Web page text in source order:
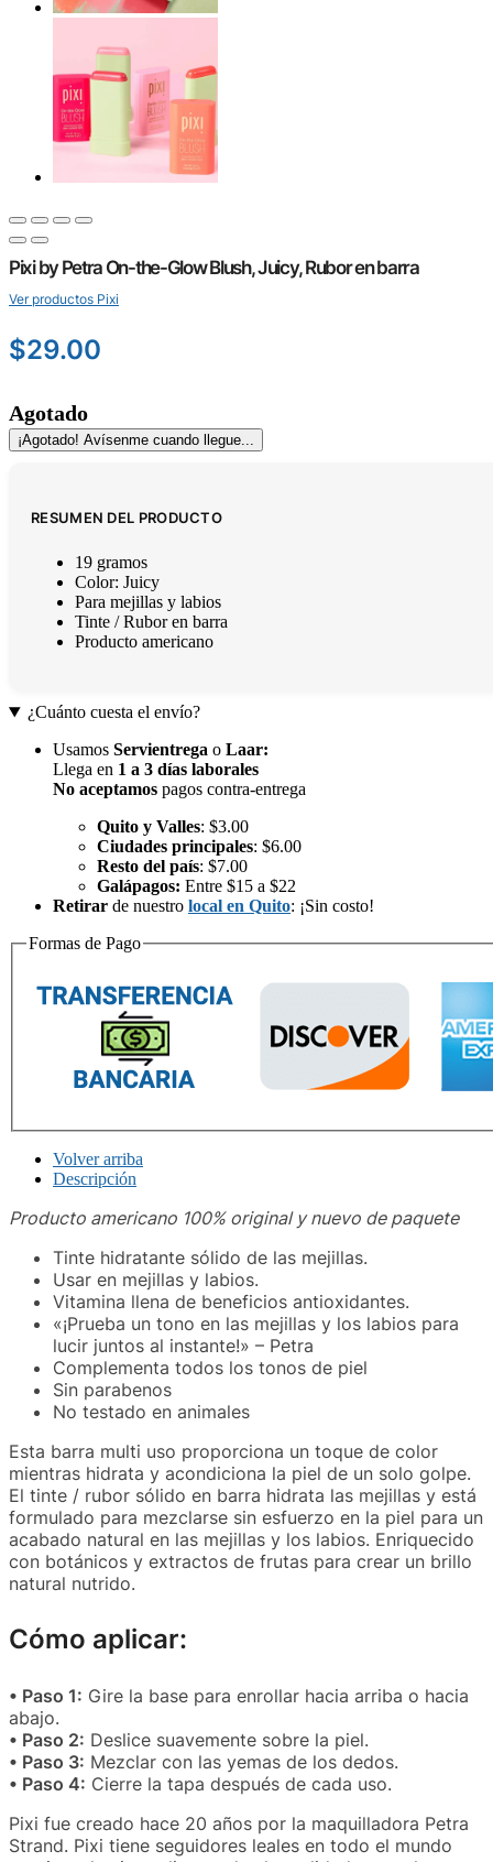
Pixi by Petra On-the-Glow Blush, Juicy, Rubor en barra
Ver productos Pixi
$29.00
Agotado
¡Agotado! Avísenme cuando llegue...
RESUMEN DEL PRODUCTO
19 gramos
Color: Juicy
Para mejillas y labios
Tinte / Rubor en barra
Producto americano
¿Cuánto cuesta el envío?
Usamos Servientrega o Laar:
Llega en 1 a 3 días laborales
No aceptamos pagos contra-entrega
Quito y Valles: $3.00
Ciudades principales: $6.00
Resto del país: $7.00
Galápagos: Entre $15 a $22
Retirar de nuestro local en Quito: ¡Sin costo!
Formas de Pago
Volver arriba
Descripción
Producto americano 100% original y nuevo de paquete
Tinte hidratante sólido de las mejillas.
Usar en mejillas y labios.
Vitamina llena de beneficios antioxidantes.
«¡Prueba un tono en las mejillas y los labios para
lucir juntos al instante!» – Petra
Complementa todos los tonos de piel
Sin parabenos
No testado en animales
Esta barra multi uso proporciona un toque de color
mientras hidrata y acondiciona la piel de un solo golpe.
El tinte / rubor sólido en barra hidrata las mejillas y está
formulado para mezclarse sin esfuerzo en la piel para un
acabado natural en las mejillas y los labios. Enriquecido
con botánicos y extractos de frutas para crear un brillo
natural nutrido.
Cómo aplicar:
• Paso 1: Gire la base para enrollar hacia arriba o hacia
abajo.
• Paso 2: Deslice suavemente sobre la piel.
• Paso 3: Mezclar con las yemas de los dedos.
• Paso 4: Cierre la tapa después de cada uso.
Pixi fue creado hace 20 años por la maquilladora Petra
Strand. Pixi tiene seguidores leales en todo el mundo